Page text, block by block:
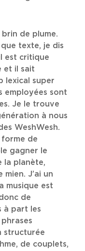
de plume.
que texte, je dis
est critique
et il sait
lexical super
employées sont
Je le trouve
à nous
WeshWesh.
forme de
gagner le
la planète,
mien. J’ai un
musique est
de
à part les
structurée
de couplets,